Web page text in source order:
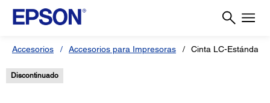
Accesorios Accesorios para Impresoras Cinta LC-Estándar-
Discontinuado